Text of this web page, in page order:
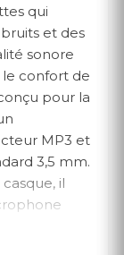
qui
et des
sonore
confort de
pour la
MP3 et
3,5 mm.
il